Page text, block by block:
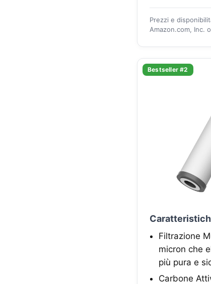
Prezzi e
Amazon.com, Inc.
Bestseller #2
Filtrazione
micron che
più pura e
Carbone